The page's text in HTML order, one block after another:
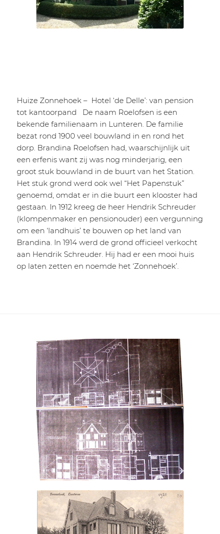
Huize Zonnehoek – Hotel ‘de Delle’: van pension
tot kantoorpand De naam Roelofsen is een
bekende familienaam in Lunteren. De familie
bezat rond 1900 veel bouwland in en rond het
dorp. Brandina Roelofsen had, waarschijnlijk uit
een erfenis want zij was nog minderjarig, een
groot stuk bouwland in de buurt van het Station.
Het stuk grond werd ook wel “Het Papenstuk”
genoemd, omdat er in die buurt een klooster had
gestaan. In 1912 kreeg de heer Hendrik Schreuder
(klompenmaker en pensionouder) een vergunning
om een ‘landhuis’ te bouwen op het land van
Brandina. In 1914 werd de grond officieel verkocht
aan Hendrik Schreuder. Hij had er een mooi huis
op laten zetten en noemde het ‘Zonnehoek’.